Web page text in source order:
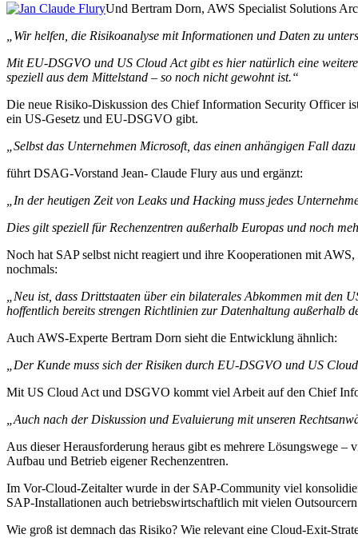
Und Bertram Dorn, AWS Specialist Solutions
„Wir helfen, die Risikoanalyse mit Informationen und Daten zu
Mit EU-DSGVO und US Cloud Act gibt es hier natürlich eine
speziell aus dem Mittelstand – so noch nicht gewohnt ist.“
Die neue Risiko-Diskussion des Chief Information Security Officer
ein US-Gesetz und EU-DSGVO gibt.
„Selbst das Unternehmen Microsoft, das einen anhängigen Fall
führt DSAG-Vorstand Jean- Claude Flury aus und ergänzt:
„In der heutigen Zeit von Leaks und Hacking muss jedes
Dies gilt speziell für Rechenzentren außerhalb Europas und noch
Noch hat SAP selbst nicht reagiert und ihre Kooperationen mit
nochmals:
„Neu ist, dass Drittstaaten über ein bilaterales Abkommen mit
hoffentlich bereits strengen Richtlinien zur Datenhaltung außerhalb
Auch AWS-Experte Bertram Dorn sieht die Entwicklung ähnlich:
„Der Kunde muss sich der Risiken durch EU-DSGVO und US
Mit US Cloud Act und DSGVO kommt viel Arbeit auf den Chief
„Auch nach der Diskussion und Evaluierung mit unseren
Aus dieser Herausforderung heraus gibt es mehrere Lösungswege
Aufbau und Betrieb eigener Rechenzentren.
Im Vor-Cloud-Zeitalter wurde in der SAP-Community viel
SAP-Installationen auch betriebswirtschaftlich mit vielen
Wie groß ist demnach das Risiko? Wie relevant eine Cloud-Exit-